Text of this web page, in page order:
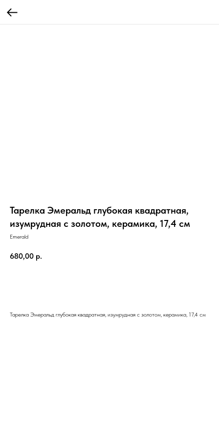
Тарелка Эмеральд глубокая квадратная,
изумрудная с золотом, керамика, 17,4 см
Emerald
680,00 р.
Тарелка Эмеральд глубокая квадратная, изумрудная с золотом, керамика, 17,4 см